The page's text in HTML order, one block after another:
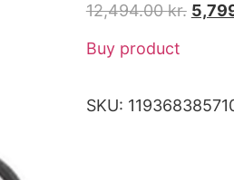
12,494.00kr.
Buy product
SKU: